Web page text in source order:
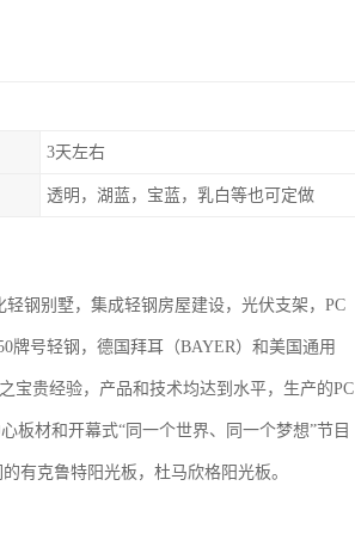
3天左右
透明，湖蓝，宝蓝，乳白等也可定做
钢别墅，集成轻钢房屋建设，光伏支架，PC
牌号轻钢，德国拜耳（BAYER）和美国通用
宝贵经验，产品和技术均达到水平，生产的PC
板材和开幕式“同一个世界、同一个梦想”节目
有克鲁特阳光板，杜马欣格阳光板。